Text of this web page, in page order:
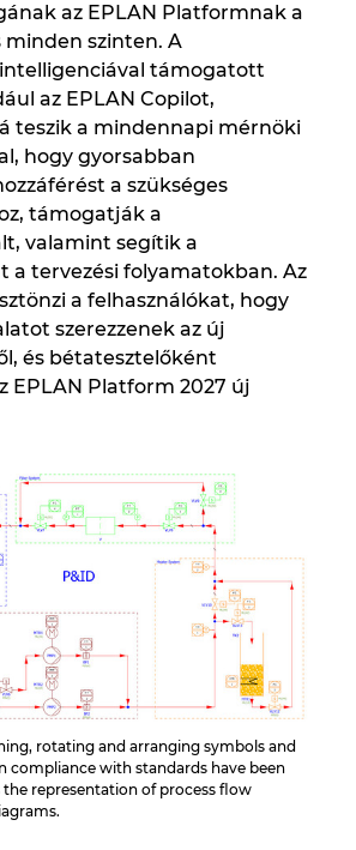
az EPLAN Platformnak a
minden szinten. A
támogatott
az EPLAN Copilot,
teszik a mindennapi mérnöki
hogy gyorsabban
a szükséges
támogatják a
valamint segítik a
a tervezési folyamatokban. Az
a felhasználókat, hogy
szerezzenek az új
és bétatesztelőként
EPLAN Platform 2027 új
rotating and arranging symbols and
compliance with standards have been
the representation of process flow